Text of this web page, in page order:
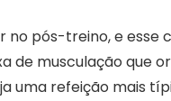
no pós-treino, e
de musculação que
uma refeição mais